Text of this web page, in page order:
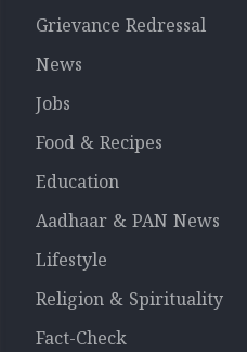
Grievance Redressal
News
Jobs
Food & Recipes
Education
Aadhaar & PAN News
Lifestyle
Religion & Spirituality
Fact-Check